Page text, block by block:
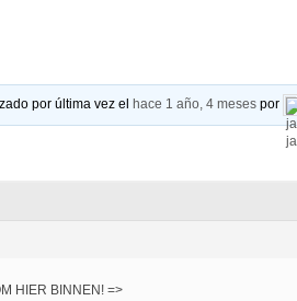
por última vez el hace 1 año, 4 meses por
HIER BINNEN! =>